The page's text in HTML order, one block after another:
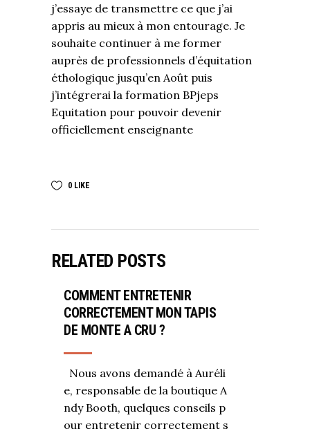
j’essaye de transmettre ce que j’ai
appris au mieux à mon entourage. Je
souhaite continuer à me former
auprès de professionnels d’équitation
éthologique jusqu’en Août puis
j’intégrerai la formation BPjeps
Equitation pour pouvoir devenir
officiellement enseignante
0 LIKE
RELATED POSTS
COMMENT ENTRETENIR
CORRECTEMENT MON TAPIS
DE MONTE A CRU ?
Nous avons demandé à Auréli
e, responsable de la boutique A
ndy Booth, quelques conseils p
our entretenir correctement s